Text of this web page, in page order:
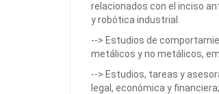
relacionados con el inciso
y robótica industrial.
--> Estudios de
metálicos y no metálicos,
--> Estudios, tareas y
legal, económica y